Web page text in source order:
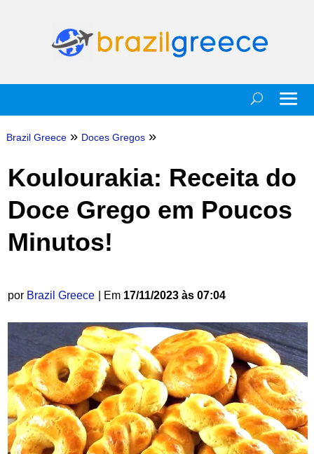
Brazil Greece » Doces Gregos »
Koulourakia: Receita do
Doce Grego em Poucos
Minutos!
por Brazil Greece | Em 17/11/2023 às 07:04